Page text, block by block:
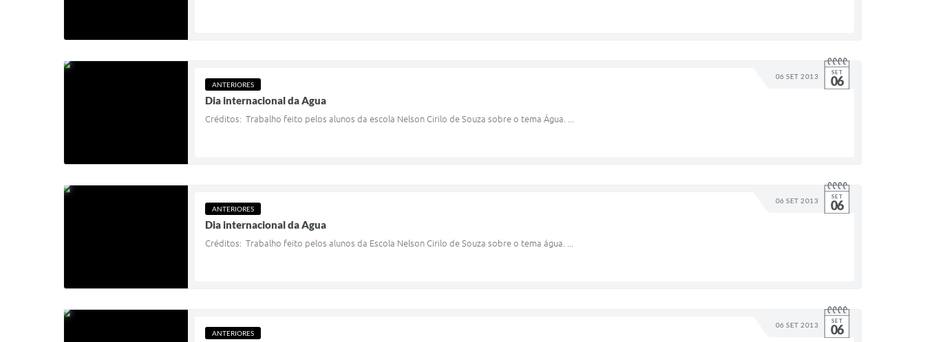
06 SET 2013 SET
06
ANTERIORES
Dia internacional da Agua
Créditos: Trabalho feito pelos alunos da escola Nelson Cirilo de Souza sobre o tema Água. ...
06 SET 2013 SET
06
ANTERIORES
Dia internacional da Agua
Créditos: Trabalho feito pelos alunos da Escola Nelson Cirilo de Souza sobre o tema água. ...
06 SET 2013 SET
06
ANTERIORES